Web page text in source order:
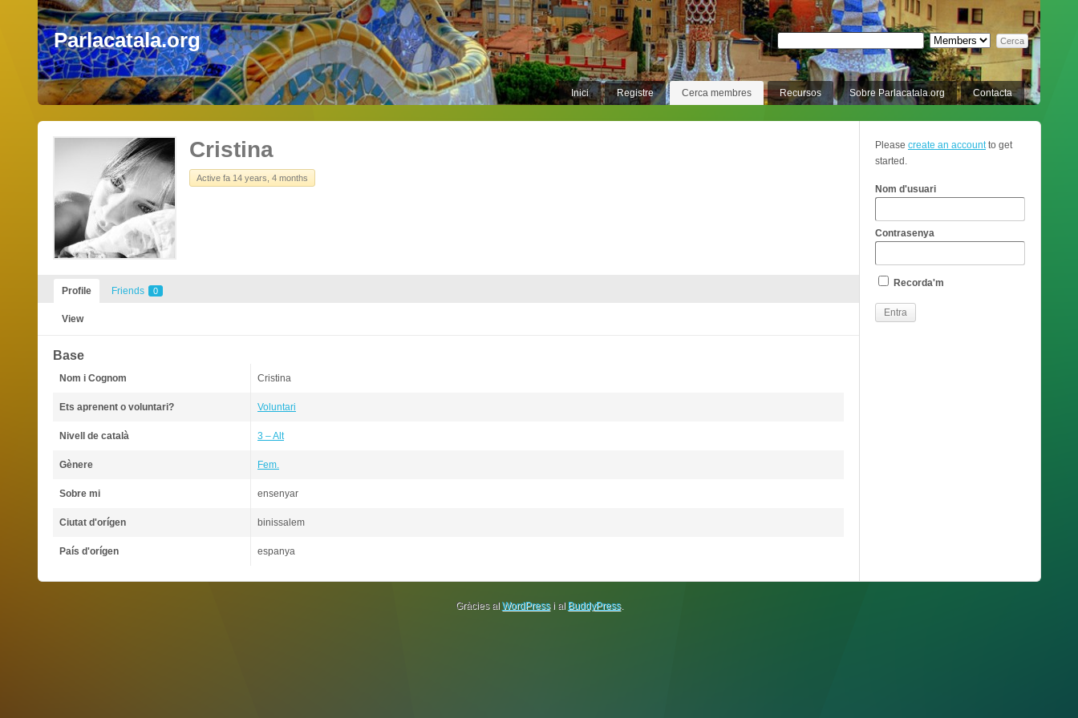
Parlacatala.org
Inici Registre Cerca membres Recursos Sobre Parlacatala.org Contacta
Cristina
Active fa 14 years, 4 months
Profile Friends 0
View
Base
Nom i Cognom Cristina
Ets aprenent o voluntari? Voluntari
Nivell de català 3 – Alt
Gènere Fem.
Sobre mi ensenyar
Ciutat d'orígen binissalem
País d'orígen espanya
Please create an accountto get
started.
Nom d'usuari
Contrasenya
Recorda'm
Gràcies al WordPressi al BuddyPress.